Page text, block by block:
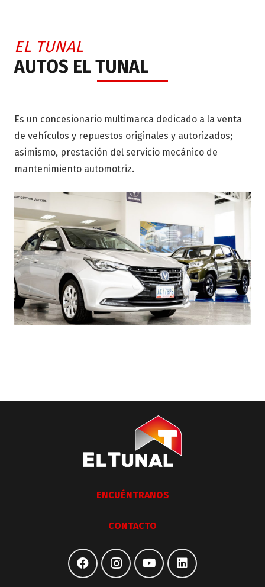
EL TUNAL
AUTOS EL TUNAL
Es un concesionario multimarca dedicado a la venta
de vehículos y repuestos originales y autorizados;
asimismo, prestación del servicio mecánico de
mantenimiento automotriz.
ENCUÉNTRANOS
CONTACTO